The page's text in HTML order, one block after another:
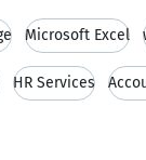
Microsoft Excel
HR Services